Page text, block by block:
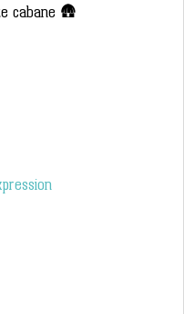
cabane 🛖